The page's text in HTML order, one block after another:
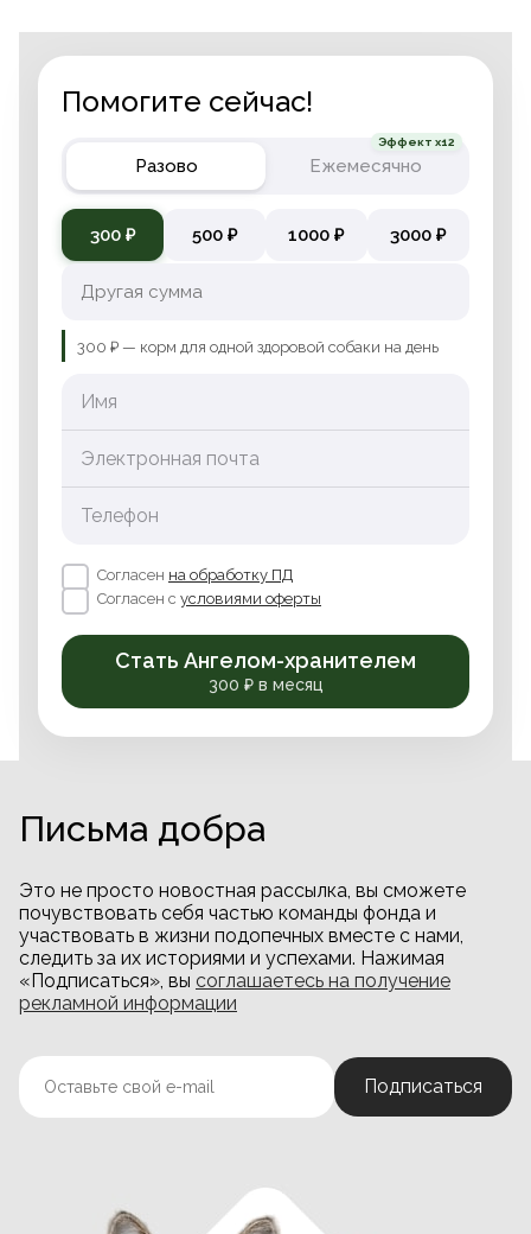
Помогите сейчас!
Разово Ежемесячно
Эффект x12
300 ₽ 500 ₽ 1000 ₽ 3000 ₽
300 ₽ — корм для одной здоровой собаки на день
Имя
Электронная почта
Телефон
Согласен на обработку ПД
Согласен с условиями оферты
Стать Ангелом-хранителем
300 ₽ в месяц
Письма добра
Это не просто новостная рассылка, вы сможете
почувствовать себя частью команды фонда и
участвовать в жизни подопечных вместе с нами,
следить за их историями и успехами. Нажимая
«Подписаться», вы соглашаетесь на получение
рекламной информации